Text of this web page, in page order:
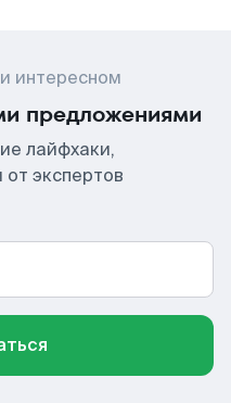
интересном
предложениями
лайфхаки,
экспертов